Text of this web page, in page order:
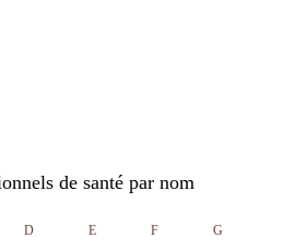
de santé par nom
D E F G